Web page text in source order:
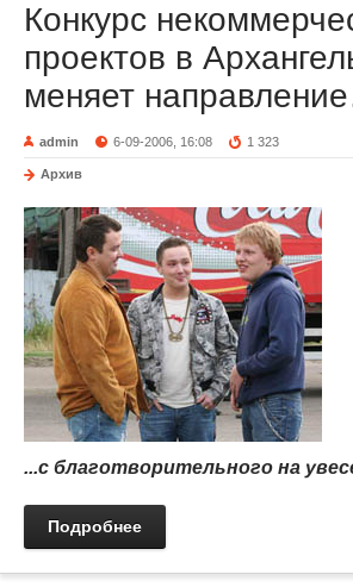
Конкурс
проектов в
меняет
admin 6-09-2006, 16:08 1 323
Архив
...с благотворительного на
Подробнее